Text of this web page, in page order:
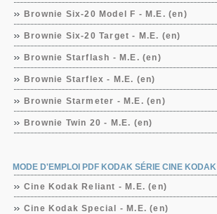
Brownie Six-20 Model F - M.E. (en)
Brownie Six-20 Target - M.E. (en)
Brownie Starflash - M.E. (en)
Brownie Starflex - M.E. (en)
Brownie Starmeter - M.E. (en)
Brownie Twin 20 - M.E. (en)
MODE D'EMPLOI PDF KODAK SÉRIE CINE KODAK
Cine Kodak Reliant - M.E. (en)
Cine Kodak Special - M.E. (en)